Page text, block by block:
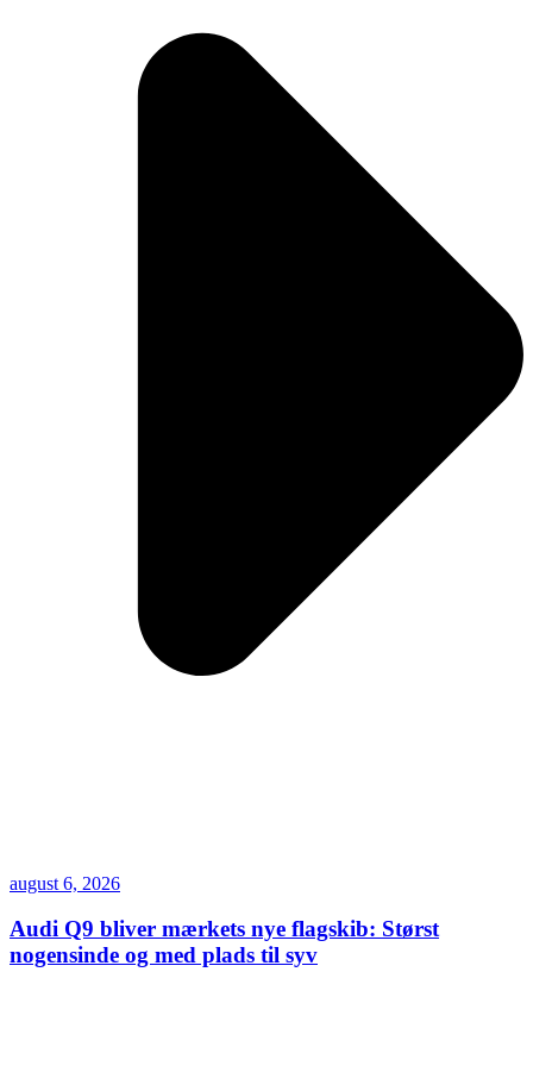
august 6, 2026
Audi Q9 bliver mærkets nye flagskib: Størst
nogensinde og med plads til syv